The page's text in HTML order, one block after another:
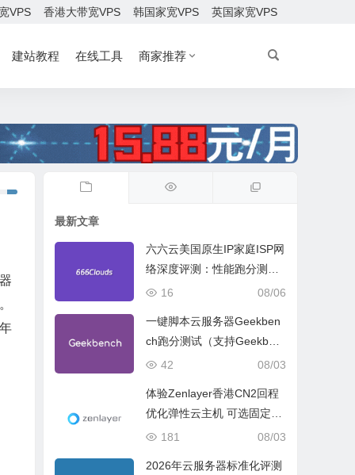
VPS 香港大带宽VPS 韩国家宽VPS 英国家宽VPS
建站教程 在线工具 商家推荐
最新文章
六六云美国原生IP家庭ISP网
络深度评测：性能跑分测
试、网络线路与购买建议08/06
16
一键脚本云服务器Geekben
ch跑分测试（支持Geekben
ch 5 Geekbench 6 Geekbe
08/03
42
体验Zenlayer香港CN2回程
优化弹性云主机 可选固定带
宽或流量模式
08/03
181
2026年云服务器标准化评测